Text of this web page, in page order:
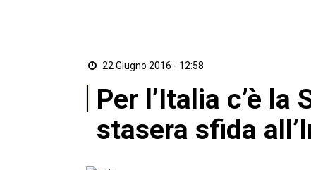
22 Giugno 2016 - 12:58
Per l’Italia c’è
stasera sfida